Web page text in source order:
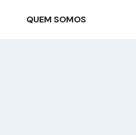
QUEM SOMOS